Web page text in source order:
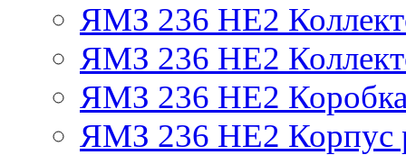
ЯМЗ 236 НЕ2
ЯМЗ 236 НЕ2
ЯМЗ 236 НЕ2 Коробка
ЯМЗ 236 НЕ2 Корпус